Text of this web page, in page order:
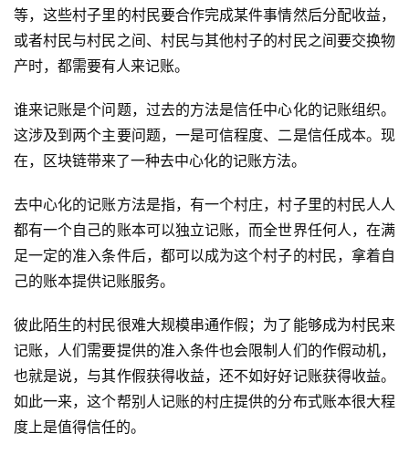
等，这些村子里的村民要合作完成某件事情然后分配收益，
或者村民与村民之间、村民与其他村子的村民之间要交换物
产时，都需要有人来记账。
谁来记账是个问题，过去的方法是信任中心化的记账组织。
这涉及到两个主要问题，一是可信程度、二是信任成本。现
在，区块链带来了一种去中心化的记账方法。
去中心化的记账方法是指，有一个村庄，村子里的村民人人
都有一个自己的账本可以独立记账，而全世界任何人，在满
足一定的准入条件后，都可以成为这个村子的村民，拿着自
己的账本提供记账服务。
彼此陌生的村民很难大规模串通作假；为了能够成为村民来
记账，人们需要提供的准入条件也会限制人们的作假动机，
也就是说，与其作假获得收益，还不如好好记账获得收益。
如此一来，这个帮别人记账的村庄提供的分布式账本很大程
度上是值得信任的。